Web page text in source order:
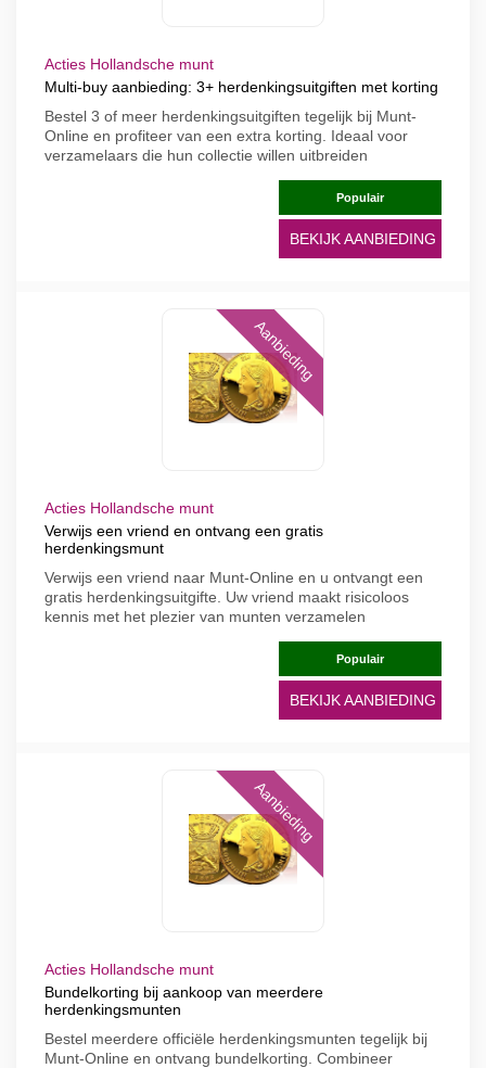
Acties Hollandsche munt
Multi-buy aanbieding: 3+ herdenkingsuitgiften met korting
Bestel 3 of meer herdenkingsuitgiften tegelijk bij Munt-
Online en profiteer van een extra korting. Ideaal voor
verzamelaars die hun collectie willen uitbreiden
Populair
BEKIJK AANBIEDING
Aanbieding
Acties Hollandsche munt
Verwijs een vriend en ontvang een gratis
herdenkingsmunt
Verwijs een vriend naar Munt-Online en u ontvangt een
gratis herdenkingsuitgifte. Uw vriend maakt risicoloos
kennis met het plezier van munten verzamelen
Populair
BEKIJK AANBIEDING
Aanbieding
Acties Hollandsche munt
Bundelkorting bij aankoop van meerdere
herdenkingsmunten
Bestel meerdere officiële herdenkingsmunten tegelijk bij
Munt-Online en ontvang bundelkorting. Combineer